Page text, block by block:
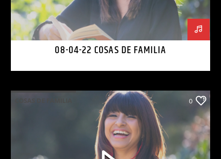
08-04-22 COSAS DE FAMILIA
0